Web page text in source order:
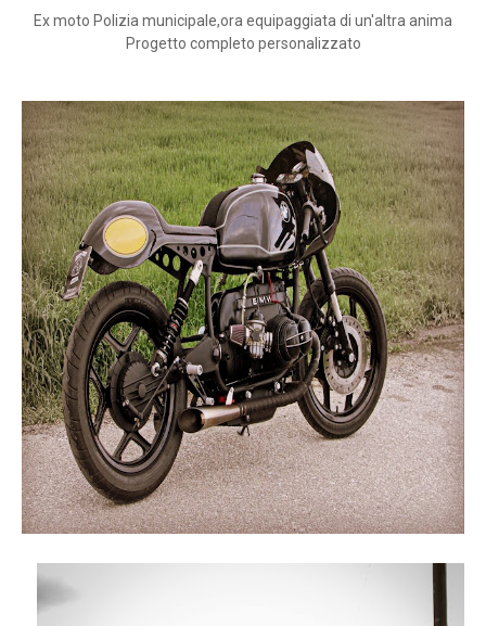
Ex moto Polizia municipale,ora equipaggiata di un'altra anima
Progetto completo personalizzato